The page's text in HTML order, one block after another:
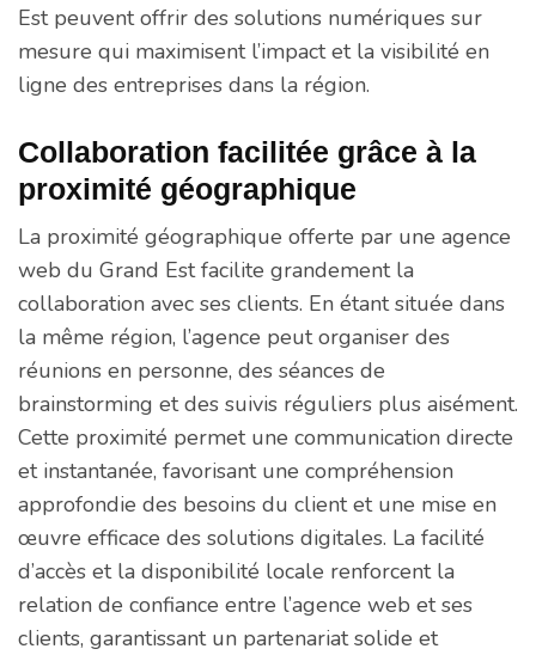
Est peuvent offrir des solutions numériques sur
mesure qui maximisent l’impact et la visibilité en
ligne des entreprises dans la région.
Collaboration facilitée grâce à la
proximité géographique
La proximité géographique offerte par une agence
web du Grand Est facilite grandement la
collaboration avec ses clients. En étant située dans
la même région, l’agence peut organiser des
réunions en personne, des séances de
brainstorming et des suivis réguliers plus aisément.
Cette proximité permet une communication directe
et instantanée, favorisant une compréhension
approfondie des besoins du client et une mise en
œuvre efficace des solutions digitales. La facilité
d’accès et la disponibilité locale renforcent la
relation de confiance entre l’agence web et ses
clients, garantissant un partenariat solide et